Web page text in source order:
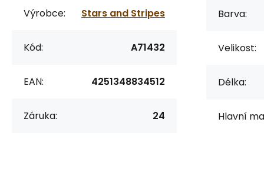
Výrobce: Stars and Stripes
Kód: A71432
EAN: 4251348834512
Záruka: 24
Barva:
Velikost:
Délka:
Hlavní